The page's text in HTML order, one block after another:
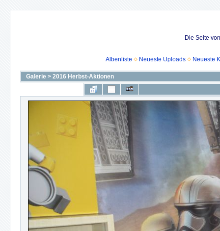
Die Seite
Albenliste Neueste Uploads Neueste
Galerie > 2016 Herbst-Aktionen